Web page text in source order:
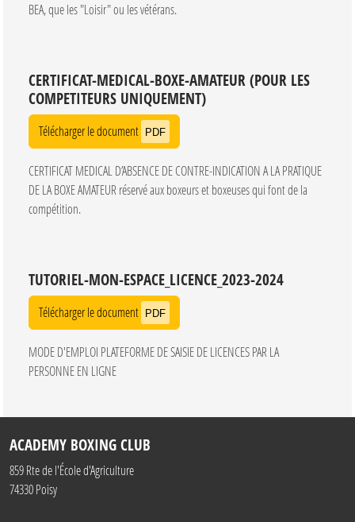
BEA, que les "Loisir" ou les vétérans.
CERTIFICAT-MEDICAL-BOXE-AMATEUR (POUR LES
COMPETITEURS UNIQUEMENT)
Télécharger le document PDF
CERTIFICAT MEDICAL D’ABSENCE DE CONTRE-INDICATION A LA PRATIQUE
DE LA BOXE AMATEUR réservé aux boxeurs et boxeuses qui font de la
compétition.
TUTORIEL-MON-ESPACE_LICENCE_2023-2024
Télécharger le document PDF
MODE D'EMPLOI PLATEFORME DE SAISIE DE LICENCES PAR LA
PERSONNE EN LIGNE
ACADEMY BOXING CLUB
859 Rte de l'École d'Agriculture
74330Poisy